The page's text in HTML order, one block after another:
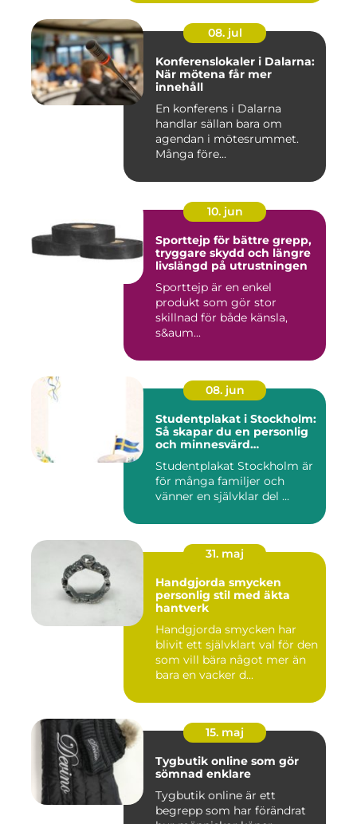
08. jul
Konferenslokaler i Dalarna:
När mötena får mer
innehåll
En konferens i Dalarna
handlar sällan bara om
agendan i mötesrummet.
Många före...
10. jun
Sporttejp för bättre grepp,
tryggare skydd och längre
livslängd på utrustningen
Sporttejp är en enkel
produkt som gör stor
skillnad för både känsla,
s&aum...
08. jun
Studentplakat i Stockholm:
Så skapar du en personlig
och minnesvärd
Studentplakat Stockholm är
för många familjer och
vänner en självklar del ...
31. maj
Handgjorda smycken
personlig stil med äkta
hantverk
Handgjorda smycken har
blivit ett självklart val för den
som vill bära något mer än
bara en vacker d...
15. maj
Tygbutik online som gör
sömnad enklare
Tygbutik online är ett
begrepp som har förändrat